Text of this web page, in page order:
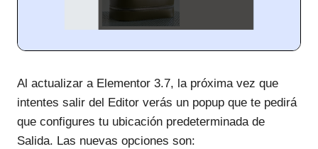
Al actualizar a Elementor 3.7, la próxima vez que
intentes salir del Editor verás un popup que te pedirá
que configures tu ubicación predeterminada de
Salida. Las nuevas opciones son: